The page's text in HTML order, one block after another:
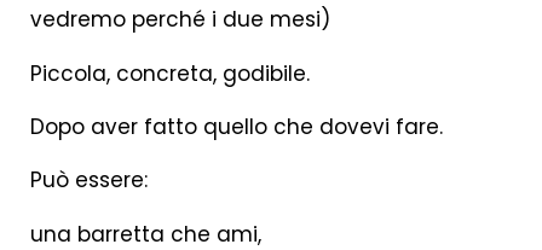
vedremo perché i due mesi)
Piccola, concreta, godibile.
Dopo aver fatto quello che dovevi fare.
Può essere:
una barretta che ami,